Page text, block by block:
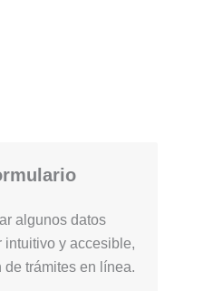
algunos datos
intuitivo y accesible,
trámites en línea.